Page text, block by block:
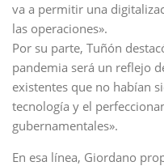
va a permitir una
las operaciones».
Por su parte, Tuñón
pandemia será un reflejo
existentes que no habían
tecnología y el
gubernamentales».
En esa línea, Giordano